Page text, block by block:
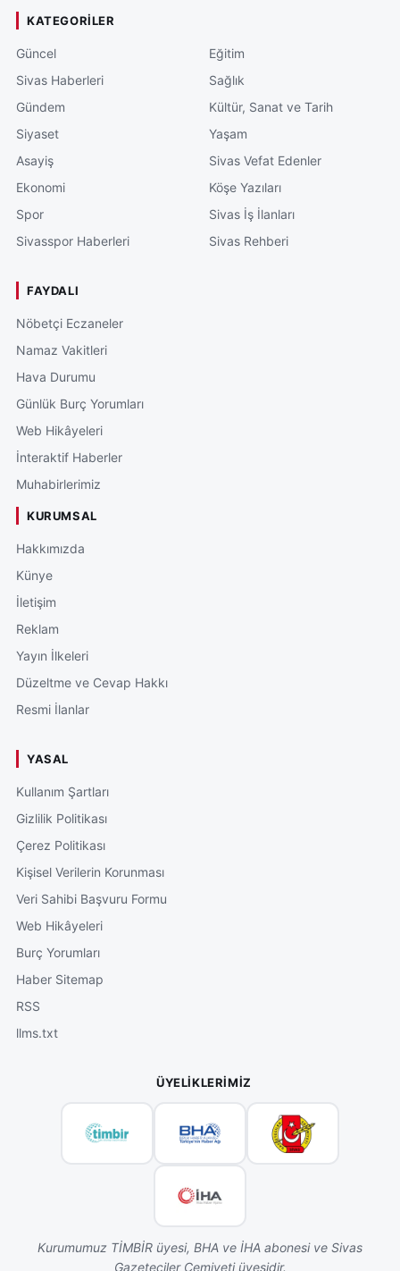
KATEGORILER
Güncel
Sivas Haberleri
Gündem
Siyaset
Asayiş
Ekonomi
Spor
Sivasspor Haberleri
Eğitim
Sağlık
Kültür, Sanat ve Tarih
Yaşam
Sivas Vefat Edenler
Köşe Yazıları
Sivas İş İlanları
Sivas Rehberi
FAYDALI
Nöbetçi Eczaneler
Namaz Vakitleri
Hava Durumu
Günlük Burç Yorumları
Web Hikâyeleri
İnteraktif Haberler
Muhabirlerimiz
KURUMSAL
Hakkımızda
Künye
İletişim
Reklam
Yayın İlkeleri
Düzeltme ve Cevap Hakkı
Resmi İlanlar
YASAL
Kullanım Şartları
Gizlilik Politikası
Çerez Politikası
Kişisel Verilerin Korunması
Veri Sahibi Başvuru Formu
Web Hikâyeleri
Burç Yorumları
Haber Sitemap
RSS
llms.txt
ÜYELIKLERIMIZ
Kurumumuz TİMBİR üyesi, BHA ve İHA abonesi ve Sivas
Gazeteciler Cemiyeti üyesidir.